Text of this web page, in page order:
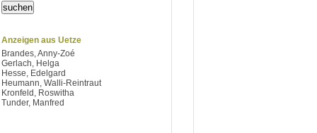
suchen
Anzeigen aus Uetze
Brandes, Anny-Zoé
Gerlach, Helga
Hesse, Edelgard
Heumann, Walli-Reintraut
Kronfeld, Roswitha
Tunder, Manfred